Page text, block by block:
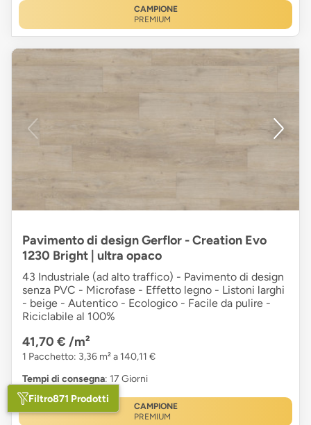
CAMPIONE
PREMIUM
Pavimento di design Gerflor - Creation Evo
1230 Bright | ultra opaco
43 Industriale (ad alto traffico) - Pavimento di design
senza PVC - Microfase - Effetto legno - Listoni larghi
- beige - Autentico - Ecologico - Facile da pulire -
Riciclabile al 100%
41,70 € /m²
1 Pacchetto: 3,36 m² a 140,11 €
Tempi di consegna: 17 Giorni
CAMPIONE
PREMIUM
Filtro871 Prodotti